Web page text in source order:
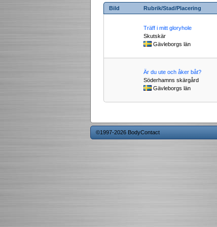
Bild Rubrik/Stad/Placering
Träff i mitt gloryhole
Skutskär
Gävleborgs län
Är du ute och åker båt?
Söderhamns skärgård
Gävleborgs län
©1997-2026 BodyContact